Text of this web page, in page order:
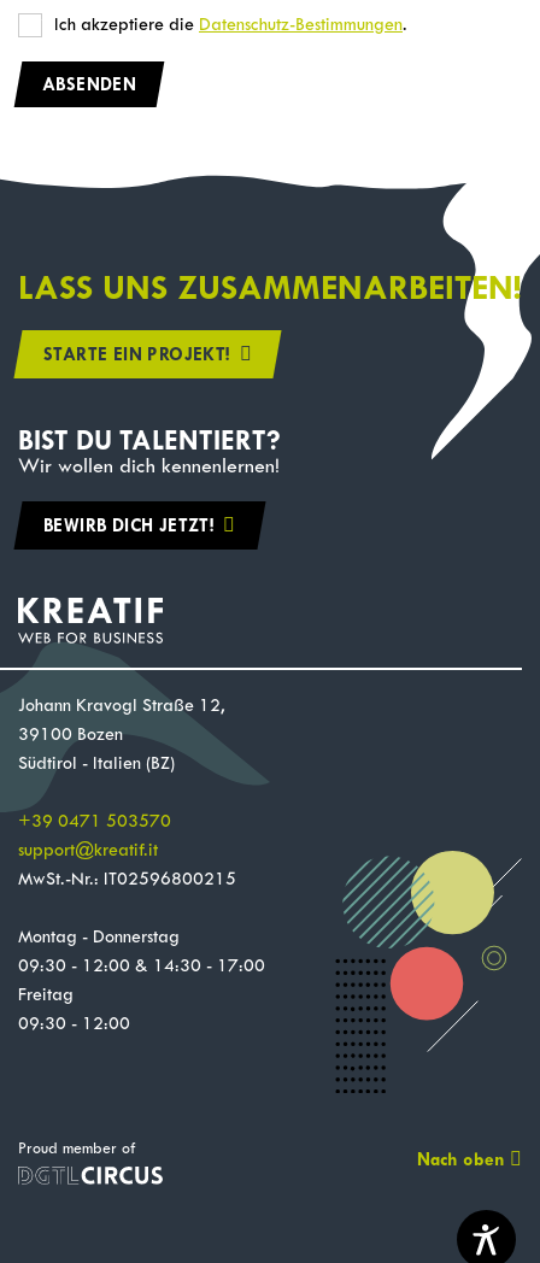
Ich akzeptiere die Datenschutz-Bestimmungen.
ABSENDEN
LASS UNS ZUSAMMENARBEITEN!
STARTE EIN PROJEKT!
BIST DU TALENTIERT?
Wir wollen dich kennenlernen!
BEWIRB DICH JETZT!
Johann Kravogl Straße 12,
39100 Bozen
Südtirol - Italien (BZ)
+39 0471 503570
support@kreatif.it
MwSt.-Nr.: IT02596800215
Montag - Donnerstag
09:30 - 12:00 & 14:30 - 17:00
Freitag
09:30 - 12:00
Proud member of
Nach oben